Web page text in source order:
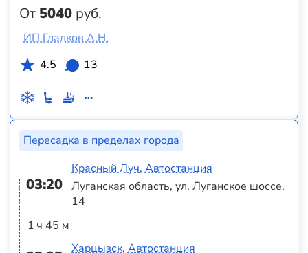
От 5040 руб.
ИП Гладков А.Н.
4.5
13
Пересадка в пределах города
03:20
1 ч 45 м
Красный Луч, Автостанция
Луганская область, ул. Луганское шоссе,
14
Харцызск, Автостанция